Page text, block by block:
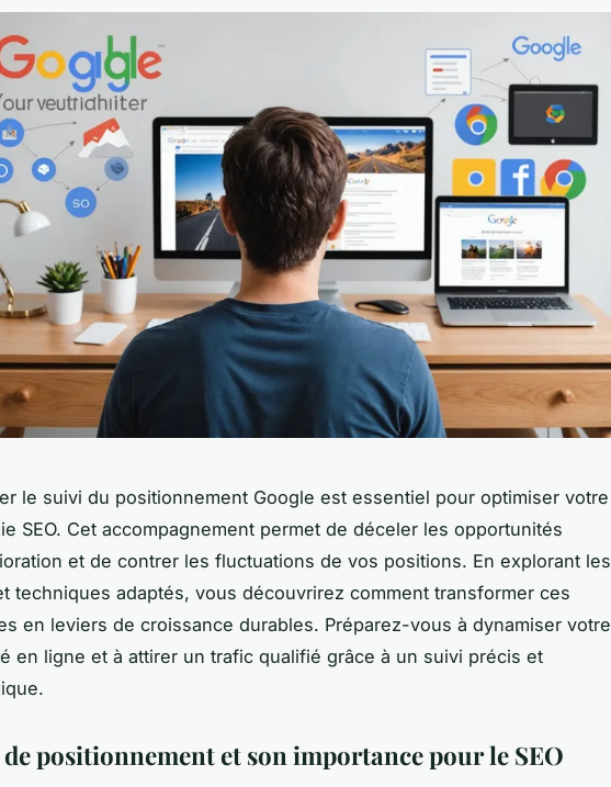
le suivi du positionnement Google est essentiel pour optimiser votre
SEO. Cet accompagnement permet de déceler les opportunités
et de contrer les fluctuations de vos positions. En explorant les
techniques adaptés, vous découvrirez comment transformer ces
en leviers de croissance durables. Préparez-vous à dynamiser votre
en ligne et à attirer un trafic qualifié grâce à un suivi précis et
positionnement et son importance pour le SEO